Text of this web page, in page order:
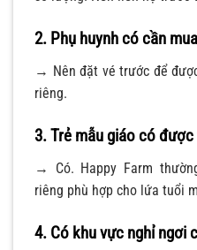
2. Phụ huynh có cần
→ Nên đặt vé trước để
riêng.
3. Trẻ mẫu giáo có
→ Có. Happy Farm
riêng phù hợp cho lứa tuổi
4. Có khu vực nghỉ ngơi